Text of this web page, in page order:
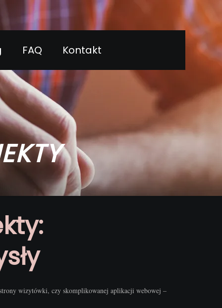
FAQ Kontakt
wizytówki, czy skomplikowanej aplikacji webowej –